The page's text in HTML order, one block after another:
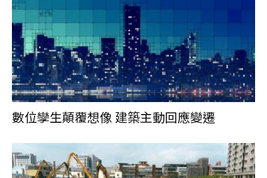
數位孿生顛覆想像 建築主動回應變遷